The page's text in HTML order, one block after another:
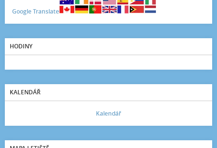
Google Translate
HODINY
KALENDÁŘ
Kalendář